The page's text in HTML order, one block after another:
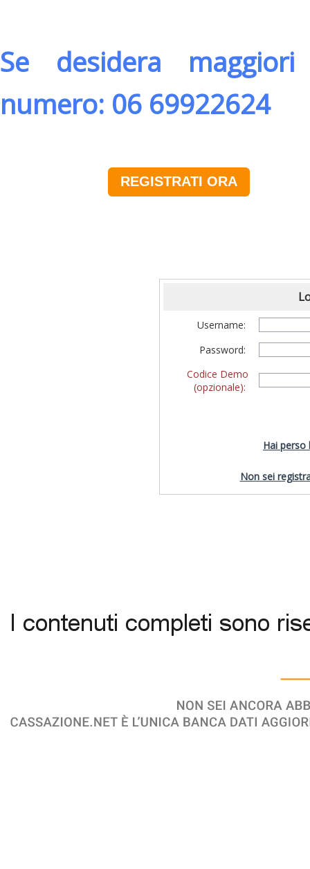
Se desidera
numero: 06 69922624
REGISTRATI ORA
Username:
Password:
Codice Demo
(opzionale):
Hai perso
Non sei